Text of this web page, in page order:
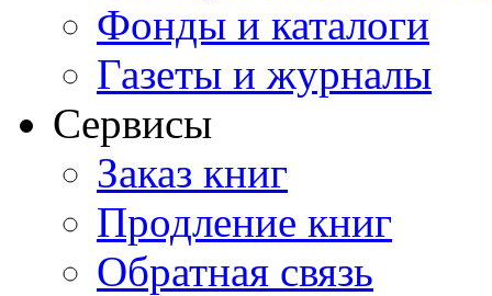
Фонды и каталоги
Газеты и журналы
Сервисы
Заказ книг
Продление книг
Обратная связь